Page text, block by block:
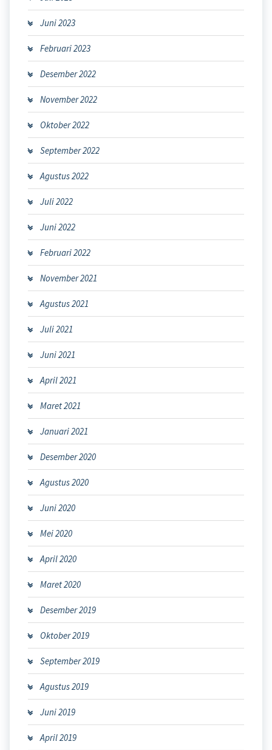
Juni 2023
Februari 2023
Desember 2022
November 2022
Oktober 2022
September 2022
Agustus 2022
Juli 2022
Juni 2022
Februari 2022
November 2021
Agustus 2021
Juli 2021
Juni 2021
April 2021
Maret 2021
Januari 2021
Desember 2020
Agustus 2020
Juni 2020
Mei 2020
April 2020
Maret 2020
Desember 2019
Oktober 2019
September 2019
Agustus 2019
Juni 2019
April 2019